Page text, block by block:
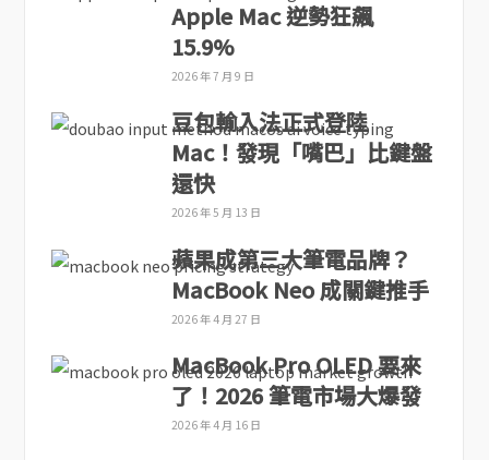
Apple Mac 逆勢狂飆
15.9%
2026 年 7 月 9 日
豆包輸入法正式登陸
Mac！發現「嘴巴」比鍵盤
還快
2026 年 5 月 13 日
蘋果成第三大筆電品牌？
MacBook Neo 成關鍵推手
2026 年 4 月 27 日
MacBook Pro OLED 要來
了！2026 筆電市場大爆發
2026 年 4 月 16 日